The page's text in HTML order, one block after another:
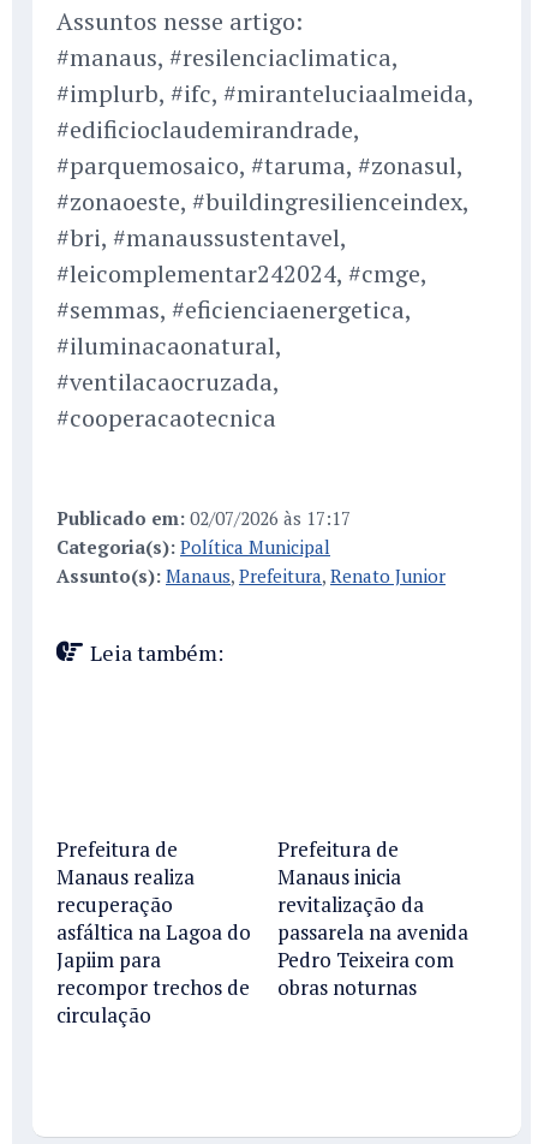
Assuntos nesse artigo:
#manaus, #resilenciaclimatica,
#implurb, #ifc, #miranteluciaalmeida,
#edificioclaudemirandrade,
#parquemosaico, #taruma, #zonasul,
#zonaoeste, #buildingresilienceindex,
#bri, #manaussustentavel,
#leicomplementar242024, #cmge,
#semmas, #eficienciaenergetica,
#iluminacaonatural,
#ventilacaocruzada,
#cooperacaotecnica
Publicado em: 02/07/2026 às 17:17
Categoria(s): Política Municipal
Assunto(s): Manaus, Prefeitura, Renato Junior
Leia também:
Prefeitura de
Manaus realiza
recuperação
asfáltica na Lagoa do
Japiim para
recompor trechos de
circulação
Prefeitura de
Manaus inicia
revitalização da
passarela na avenida
Pedro Teixeira com
obras noturnas